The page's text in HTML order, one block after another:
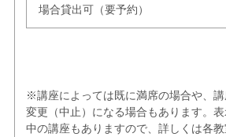
場合貸出可（要予約）
※講座によっては既に満席の場合や、
変更（中止）になる場合もあります。
中の講座もありますので、詳しくは各